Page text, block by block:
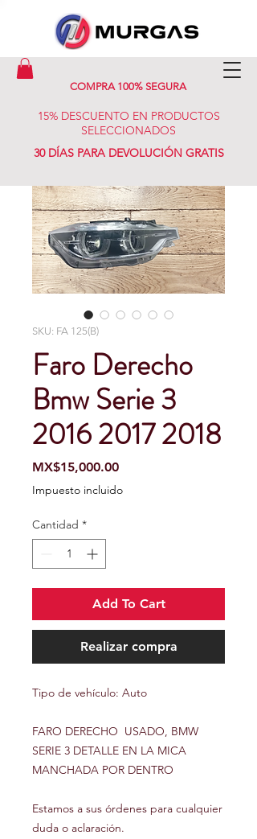
COMPRA 100% SEGURA
15% DESCUENTO EN PRODUCTOS
SELECCIONADOS
30 DÍAS PARA DEVOLUCIÓN GRATIS
SKU: FA 125(B)
Faro Derecho
Bmw Serie 3
2016 2017 2018
MX$15,000.00Precio
Impuesto incluido
Cantidad *
Add To Cart
Realizar compra
Tipo de vehículo: Auto
FARO DERECHO USADO, BMW
SERIE 3 DETALLE EN LA MICA
MANCHADA POR DENTRO
Estamos a sus órdenes para cualquier
duda o aclaración.